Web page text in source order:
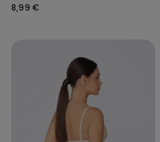
8,99 €